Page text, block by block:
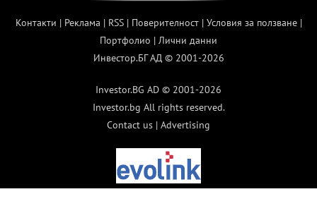
Контакти | Реклама | RSS| Поверителност| Условия за ползване|
Портфолио | Лични данни
Инвестор.БГ АД © 2001-2026
Investor.BG AD © 2001-2026
Investor.bg All rights reserved.
Contact us | Advertising